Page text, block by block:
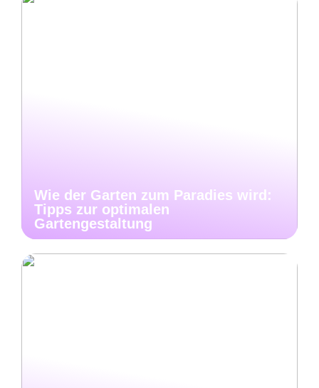
Wie der Garten zum Paradies wird:
Tipps zur optimalen
Gartengestaltung